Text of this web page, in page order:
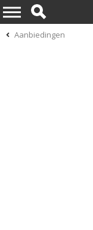
Aanbiedingen